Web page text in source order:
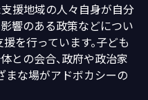
援地域の人々自身が自分
響のある政策などについ
を行っています。子ども
との会合、政府や政治家
まな場がアドボカシーの